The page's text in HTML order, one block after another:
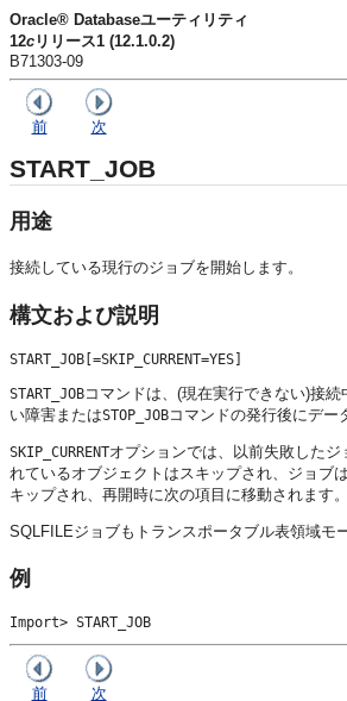
Oracle® Databaseユーティリティ
12c リリース1 (12.1.0.2)
B71303-09
前 次
START_JOB
用途
接続している現行のジョブを開始します。
構文および説明
START_JOBコマンドは、(現在実行できない)接
い障害またはSTOP_JOBコマンドの発行後にデー
SKIP_CURRENTオプションでは、以前失敗した
れているオブジェクトはスキップされ、ジョブ
キップされ、再開時に次の項目に移動されます。
SQLFILEジョブもトランスポータブル表領域モ
例
Import> START_JOB
前 次